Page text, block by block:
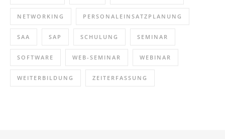
NETWORKING PERSONALEINSATZPLANUNG
SAA SAP SCHULUNG SEMINAR
SOFTWARE WEB-SEMINAR WEBINAR
WEITERBILDUNG ZEITERFASSUNG